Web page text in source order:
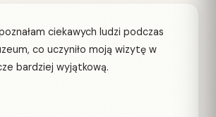
ciekawych ludzi podczas
co uczyniło moją wizytę w
bardziej wyjątkową.